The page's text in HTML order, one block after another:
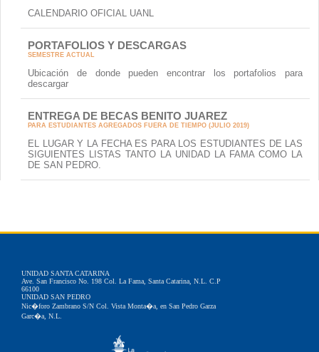
CALENDARIO OFICIAL UANL
PORTAFOLIOS Y DESCARGAS
SEMESTRE ACTUAL
Ubicación de donde pueden encontrar los portafolios para
descargar
ENTREGA DE BECAS BENITO JUAREZ
PARA ESTUDIANTES AGREGADOS FUERA DE TIEMPO (JULIO 2019)
EL LUGAR Y LA FECHA ES PARA LOS ESTUDIANTES DE LAS
SIGUIENTES LISTAS TANTO LA UNIDAD LA FAMA COMO LA
DE SAN PEDRO.
UNIDAD SANTA CATARINA
Ave. San Francisco No. 198 Col. La Fama, Santa Catarina, N.L. C.P
66100
UNIDAD SAN PEDRO
Nic�foro Zambrano S/N Col. Vista Monta�a, en San Pedro Garza
Garc�a, N.L.